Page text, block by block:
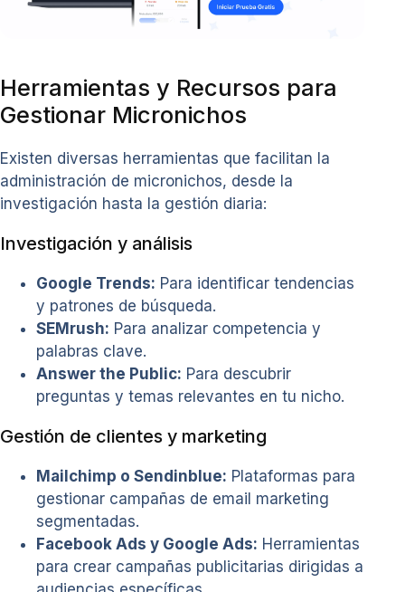
Herramientas y Recursos para
Gestionar Micronichos
Existen diversas herramientas que facilitan la
administración de micronichos, desde la
investigación hasta la gestión diaria:
Investigación y análisis
Google Trends: Para identificar tendencias
y patrones de búsqueda.
SEMrush: Para analizar competencia y
palabras clave.
Answer the Public: Para descubrir
preguntas y temas relevantes en tu nicho.
Gestión de clientes y marketing
Mailchimp o Sendinblue: Plataformas para
gestionar campañas de email marketing
segmentadas.
Facebook Ads y Google Ads: Herramientas
para crear campañas publicitarias dirigidas a